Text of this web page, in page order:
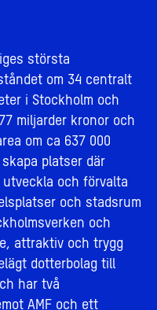
största
om 34 centralt
i Stockholm och
miljarder kronor och
om ca 637 000
platser där
utveckla och förvalta
och stadsrum
och
attraktiv och trygg
dotterbolag till
har två
AMF och ett